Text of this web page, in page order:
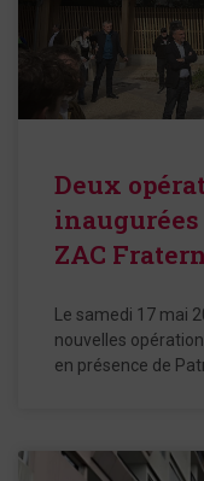
Deux
ZAC
Le samedi 17 mai
nouvelles
en présence de